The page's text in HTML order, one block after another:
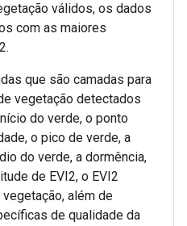
válidos, os dados
com as maiores
que são camadas para
vegetação detectados
do verde, o ponto
o pico de verde, a
do verde, a dormência,
de EVI2, o EVI2
além de
de qualidade da